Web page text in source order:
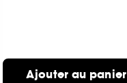
Ajouter au panier